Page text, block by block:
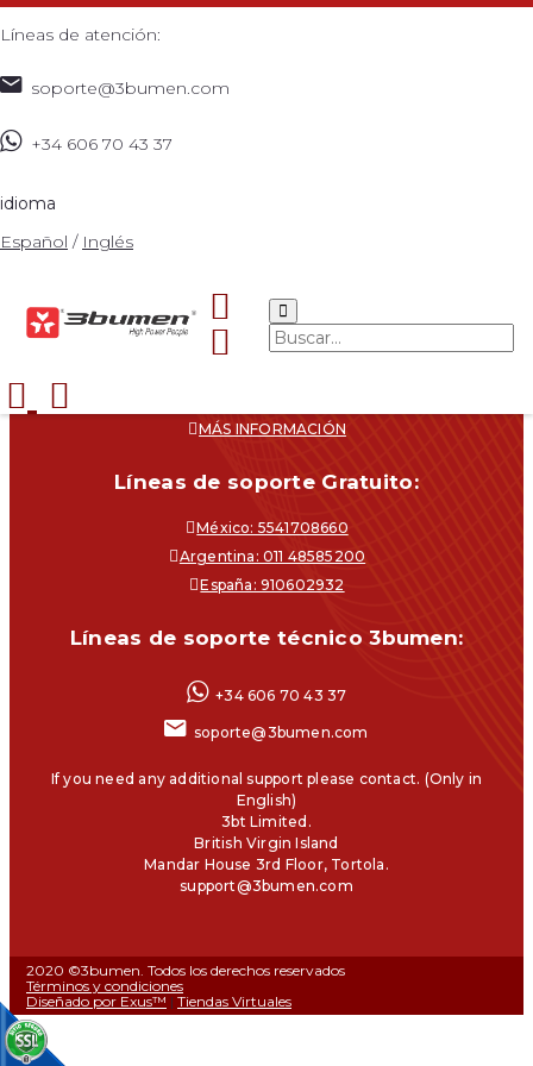
Líneas de atención:
soporte@3bumen.com
+34 606 70 43 37
idioma
Español / Inglés
CATÁLOGO
¿DÓNDE COMPRAR?
MÁS INFORMACIÓN
Líneas de soporte Gratuito:
México: 5541708660
Argentina: 011 48585200
España: 910602932
Líneas de soporte técnico 3bumen:
+34 606 70 43 37
soporte@3bumen.com
If you need any additional support please contact. (Only in
English)
3bt Limited.
British Virgin Island
Mandar House 3rd Floor, Tortola.
support@3bumen.com
2020 ©3bumen. Todos los derechos reservados
Términos y condiciones
Diseñado por Exus™ | Tiendas Virtuales